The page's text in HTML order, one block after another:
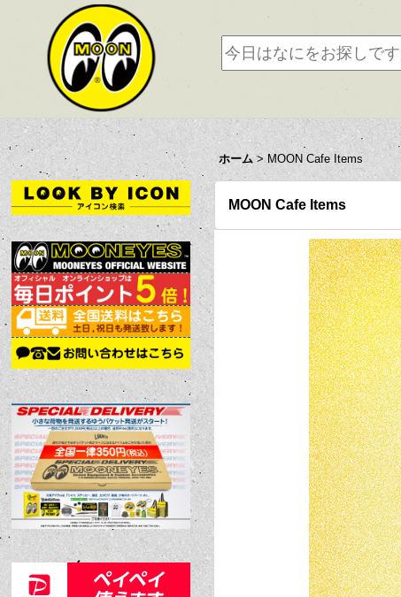
ホーム > MOON Cafe Items
MOON Cafe Items